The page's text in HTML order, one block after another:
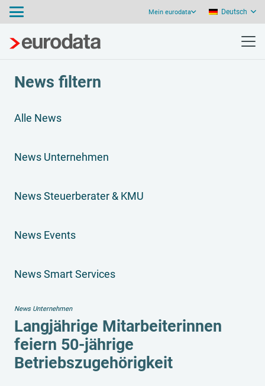
Mein eurodata Deutsch
News filtern
Alle News
News Unternehmen
News Steuerberater & KMU
News Events
News Smart Services
News Unternehmen
Langjährige Mitarbeiterinnen
feiern 50-jährige
Betriebszugehörigkeit